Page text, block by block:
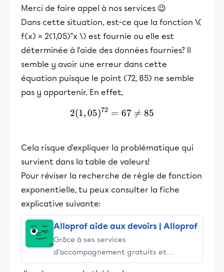
Merci de faire appel à nos services 😉
Dans cette situation, est-ce que la fonction \(
f(x) = 2(1,05)^x \) est fournie ou elle est
déterminée à l'aide des données fournies? Il
semble y avoir une erreur dans cette
équation puisque le point (72, 85) ne semble
pas y appartenir. En effet,
2(1,05)^{72} = 67 \neq 85
2(1,05)72 = 67 
= 85
Cela risque d'expliquer la problématique qui
survient dans la table de valeurs!
Pour réviser la recherche de règle de fonction
exponentielle, tu peux consulter la fiche
explicative suivante:
Alloprof aide aux devoirs | Alloprof
Grâce à ses services
d’accompagnement gratuits et
stimulants, Alloprof engage les élèves